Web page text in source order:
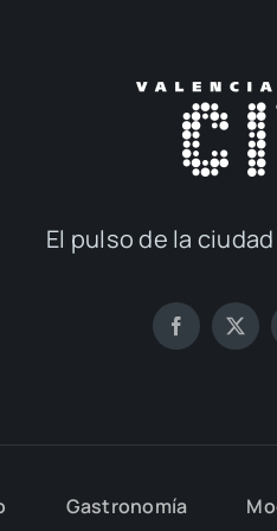
El pul­so de la
Gas­tro­no­mía